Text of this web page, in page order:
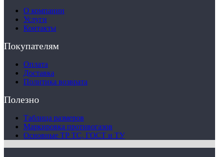
О компании
Услуги
Контакты
Покупателям
Оплата
Доставка
Политика возврата
Полезно
Таблица размеров
Маркировка противогазов
Основные ТР ТС, ГОСТ и ТУ